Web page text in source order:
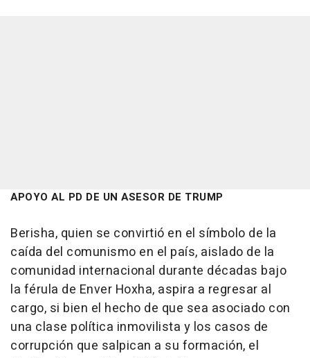
APOYO AL PD DE UN ASESOR DE TRUMP
Berisha, quien se convirtió en el símbolo de la
caída del comunismo en el país, aislado de la
comunidad internacional durante décadas bajo
la férula de Enver Hoxha, aspira a regresar al
cargo, si bien el hecho de que sea asociado con
una clase política inmovilista y los casos de
corrupción que salpican a su formación, el